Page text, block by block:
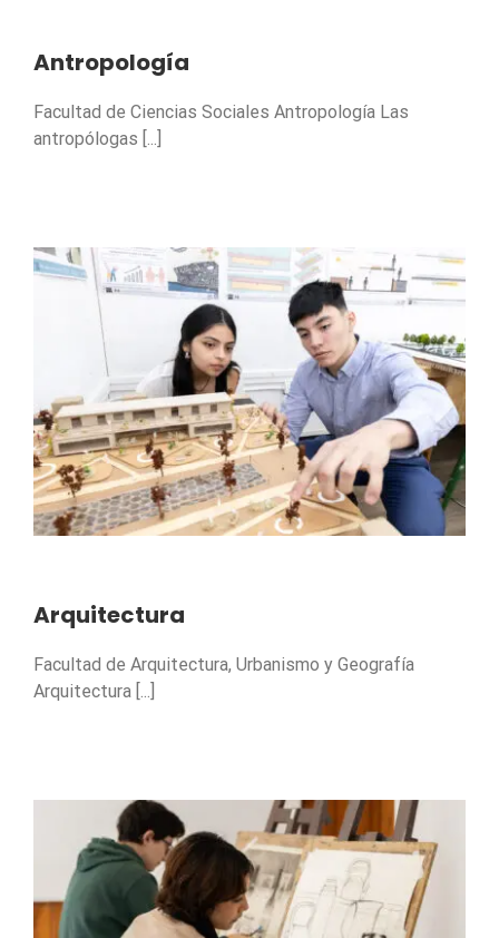
Antropología
Facultad de Ciencias Sociales Antropología Las
antropólogas [...]
Arquitectura
Facultad de Arquitectura, Urbanismo y Geografía
Arquitectura [...]